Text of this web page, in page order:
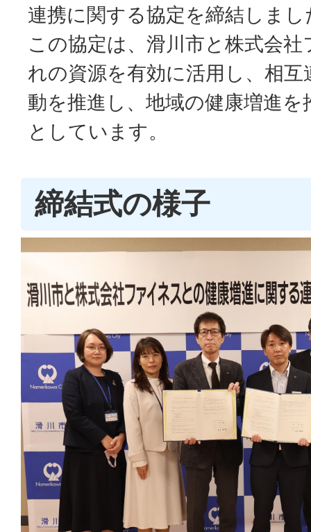
連携に関する協定を締結しまし
この協定は、滑川市と株式会
れの資源を有効に活用し、相
動を推進し、地域の健康増進
としています。
締結式の様子